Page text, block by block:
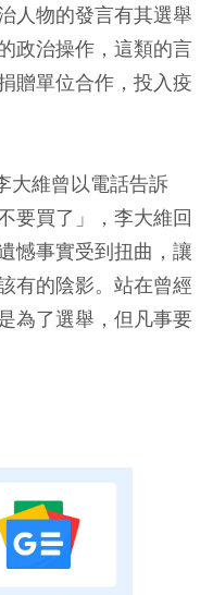
人物的發言有其選舉
政治操作，這類的言
贈單位合作，投入疫
大維曾以電話告訴
要買了」，李大維回
憾事實受到扭曲，讓
有的陰影。站在曾經
為了選舉，但凡事要